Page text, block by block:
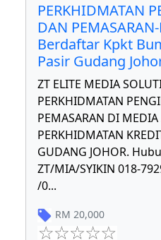
PERKHIDMATAN
DAN
Berdaftar Kpkt
Pasir Gudang
ZT ELITE MEDIA
PERKHIDMATAN
PEMASARAN DI MEDIA
PERKHIDMATAN
GUDANG JOHOR.
ZT/MIA/SYIKIN 018-
/0...
RM 20,000